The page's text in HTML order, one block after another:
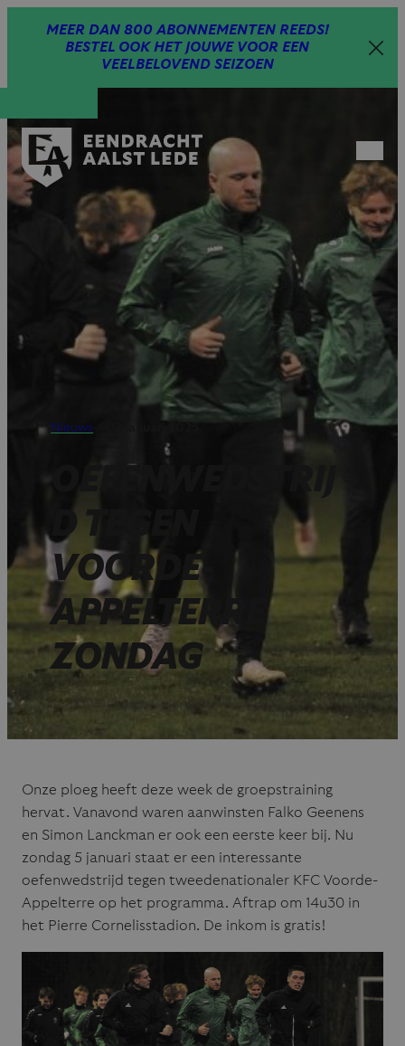
MEER DAN 800 ABONNEMENTEN REEDS!
BESTEL OOK HET JOUWE VOOR EEN
VEELBELOVEND SEIZOEN
menu
Nieuws
D TEGEN
VOORDE-
APPELTERRE
ZONDAG
Onze ploeg heeft deze week de groepstraining
hervat. Vanavond waren aanwinsten Falko Geenens
en Simon Lanckman er ook een eerste keer bij. Nu
zondag 5 januari staat er een interessante
oefenwedstrijd tegen tweedenationaler KFC Voorde-
Appelterre op het programma. Aftrap om 14u30 in
het Pierre Cornelisstadion. De inkom is gratis!